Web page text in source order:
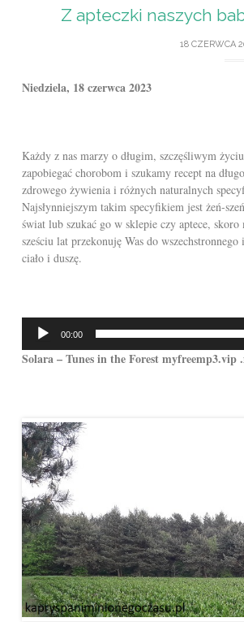
Z apteczki naszych
18 CZERWCA
Niedziela, 18 czerwca 2023
Każdy z nas marzy o długim, szczęśliwym
zapobiegać chorobom i szukamy recept na
zdrowego żywienia i różnych naturalnych
Najsłynniejszym takim specyfikiem jest żeń-
świat lub szukać go w sklepie czy aptece, skoro
sześciu lat przekonuję Was do
ciało i duszę.
Odtwarzacz
plików
dźwiękowych
00:00
Solara – Tunes in the Forest myfreemp3.vip